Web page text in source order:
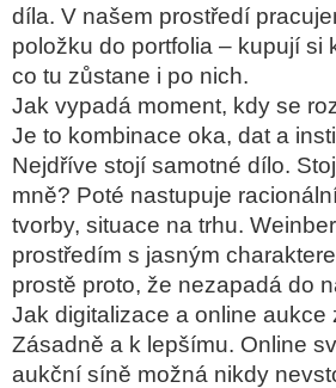
díla. V našem prostředí
položku do portfolia – kupují si
co tu zůstane i po nich.
Jak vypadá moment, kdy se
Je to kombinace oka, dat a
Nejdříve stojí samotné dílo.
mně? Poté nastupuje
tvorby, situace na trhu.
prostředím s jasným
prostě proto, že nezapadá do
Jak digitalizace a online aukce
Zásadně a k lepšímu. Online
aukční síně možná nikdy